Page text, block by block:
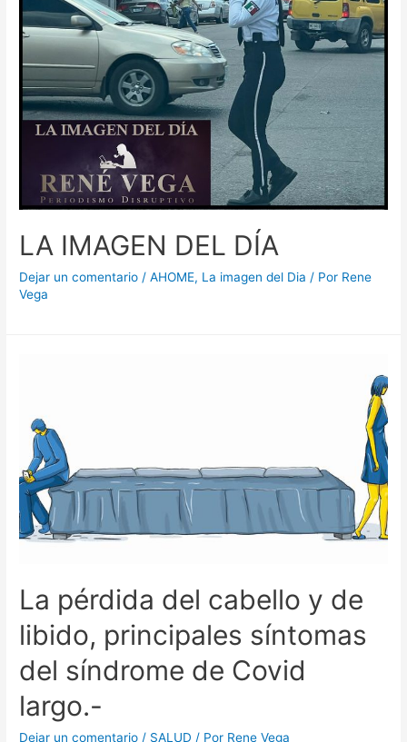
LA IMAGEN DEL DÍA
Dejar un comentario /AHOME, La imagen del Dia / Por Rene
Vega
La pérdida del cabello y de
libido, principales síntomas
del síndrome de Covid
largo.-
Dejar un comentario / SALUD / Por Rene Vega